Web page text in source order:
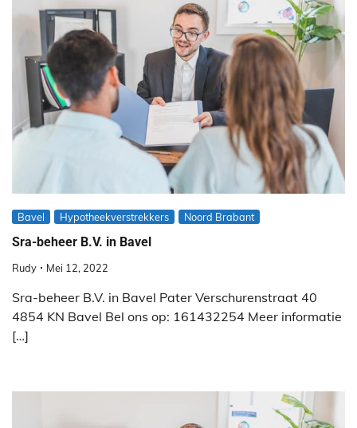
Bavel Hypotheekverstrekkers Noord Brabant
Sra-beheer B.V. in Bavel
Rudy Mei 12, 2022
Sra-beheer B.V. in Bavel Pater Verschurenstraat 40
4854 KN Bavel Bel ons op: 161432254 Meer informatie
[…]